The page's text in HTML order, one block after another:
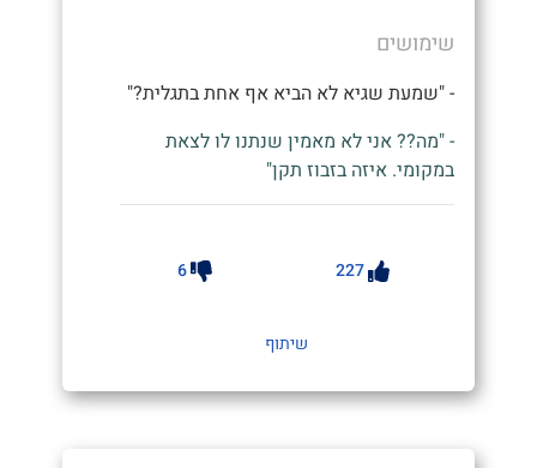
שימושים
- "שמעת שגיא לא הביא אף אחת בתגלית?"
- "מה?? אני לא מאמין שנתנו לו לצאת
במקומי. איזה בזבוז תקן"
227
6
שיתוף